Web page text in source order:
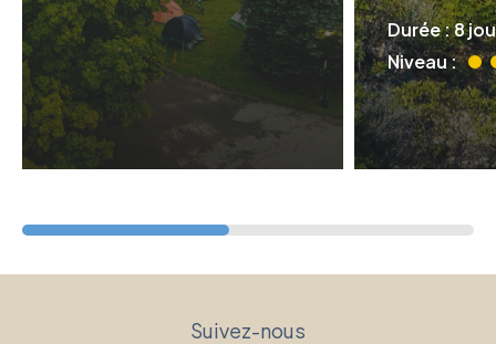
Durée : 8
Niveau :
Suivez-nous